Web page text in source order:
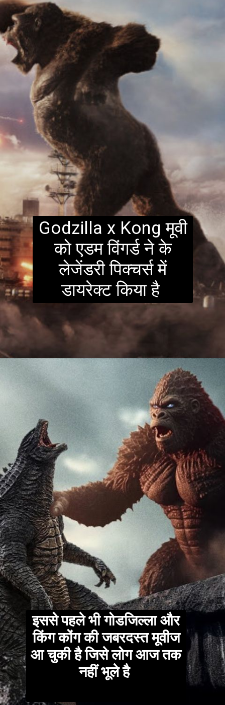
Godzilla x Kong मूवी
को एडम विंगर्ड ने के
लेजेंडरी पिक्चर्स में
डायरेक्ट किया है
इससे पहले भी गोडजिल्ला और
किंग कोंग की जबरदस्त मूवीज
आ चुकी है जिसे लोग आज तक
नहीं भूले है